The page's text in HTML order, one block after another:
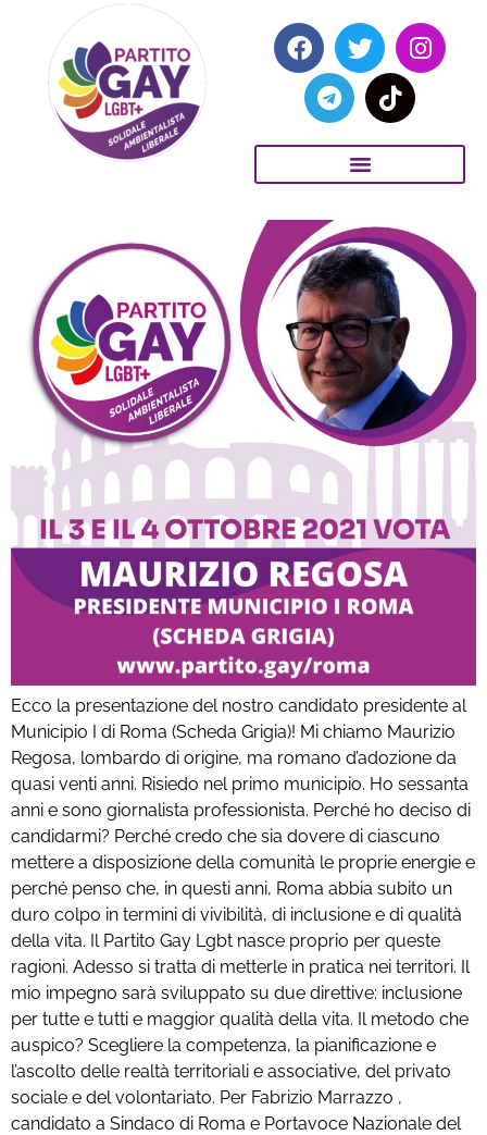
Ecco la presentazione del nostro candidato presidente al
Municipio I di Roma (Scheda Grigia)! Mi chiamo Maurizio
Regosa, lombardo di origine, ma romano d’adozione da
quasi venti anni. Risiedo nel primo municipio. Ho sessanta
anni e sono giornalista professionista. Perché ho deciso di
candidarmi? Perché credo che sia dovere di ciascuno
mettere a disposizione della comunità le proprie energie e
perché penso che, in questi anni, Roma abbia subito un
duro colpo in termini di vivibilità, di inclusione e di qualità
della vita. Il Partito Gay Lgbt nasce proprio per queste
ragioni. Adesso si tratta di metterle in pratica nei territori. Il
mio impegno sarà sviluppato su due direttive: inclusione
per tutte e tutti e maggior qualità della vita. Il metodo che
auspico? Scegliere la competenza, la pianificazione e
l’ascolto delle realtà territoriali e associative, del privato
sociale e del volontariato. Per Fabrizio Marrazzo ,
candidato a Sindaco di Roma e Portavoce Nazionale del